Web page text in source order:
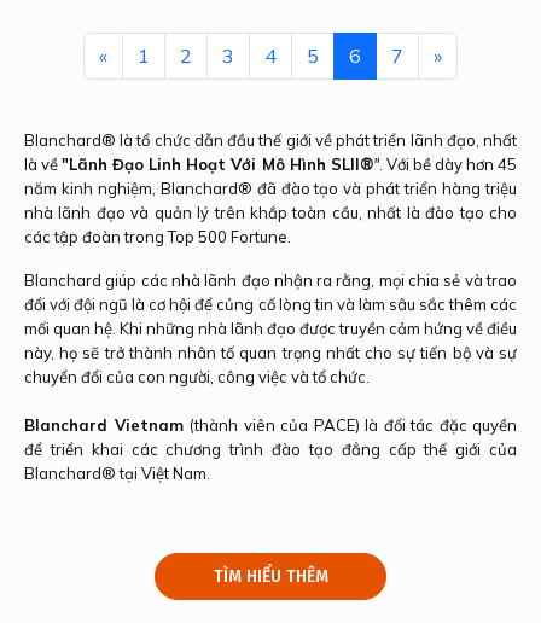
«← Trước
1 2 3 4 5 6 (current)
7 »Sau →
Blanchard® là tổ chức dẫn đầu thế giới về phát triển lãnh đạo, nhất
là về"Lãnh Đạo Linh Hoạt Với Mô Hình SLII®". Với bề dày hơn 45
năm kinh nghiệm, Blanchard® đã đào tạo và phát triển hàng triệu
nhà lãnh đạo và quản lý trên khắp toàn cầu, nhất là đào tạo cho
các tập đoàn trong Top 500 Fortune.
Blanchard giúp các nhà lãnh đạo nhận ra rằng, mọi chia sẻ và trao
đổi với đội ngũ là cơ hội để củng cố lòng tin và làm sâu sắc thêm các
mối quan hệ. Khi những nhà lãnh đạo được truyền cảm hứng về điều
này, họ sẽ trở thành nhân tố quan trọng nhất cho sự tiến bộ và sự
chuyển đổi của con người, công việc và tổ chức.
Blanchard Vietnam (thành viên của PACE) là đối tác đặc quyền
để triển khai các chương trình đào tạo đẳng cấp thế giới của
Blanchard® tại Việt Nam.
TÌM HIỂU THÊM